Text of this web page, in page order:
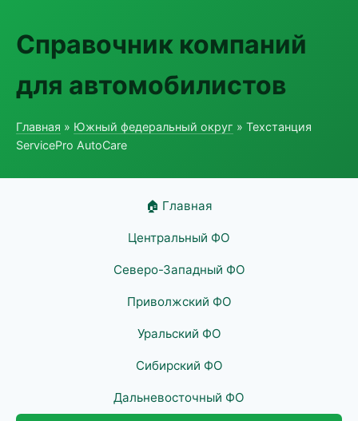
Справочник компаний
для автомобилистов
Главная » Южный федеральный округ » Техстанция
ServicePro AutoCare
🏠 Главная
Центральный ФО
Северо-Западный ФО
Приволжский ФО
Уральский ФО
Сибирский ФО
Дальневосточный ФО